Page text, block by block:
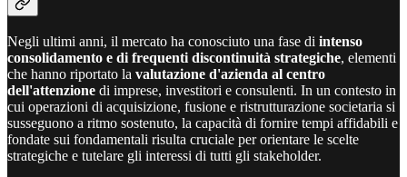
Negli ultimi anni, il mercato ha conosciuto una fase di intenso
consolidamento e di frequenti discontinuità strategiche, elementi
che hanno riportato la valutazione d'azienda al centro
dell'attenzione di imprese, investitori e consulenti. In un contesto in
cui operazioni di acquisizione, fusione e ristrutturazione societaria si
susseguono a ritmo sostenuto, la capacità di fornire tempi affidabili e
fondate sui fondamentali risulta cruciale per orientare le scelte
strategiche e tutelare gli interessi di tutti gli stakeholder.